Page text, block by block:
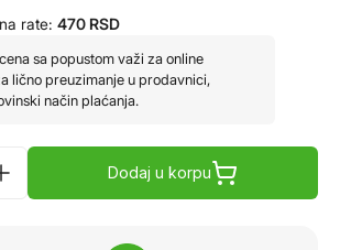
rate: 470 RSD
sa popustom važi za online
lično preuzimanje u prodavnici,
način plaćanja.
Dodaj u korpu